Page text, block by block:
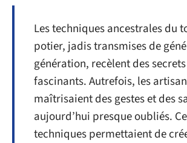
Les techniques ancestrales du
potier, jadis transmises de
génération, recèlent des secrets
fascinants. Autrefois, les
maîtrisaient des gestes et des
aujourd’hui presque oubliés.
techniques permettaient de